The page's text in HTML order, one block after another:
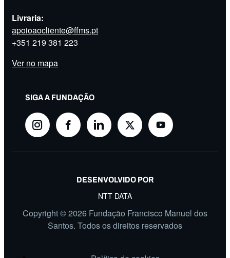
Livraria:
apoioaocliente@ffms.pt
+351 219 381 223
Ver no mapa
SIGA A FUNDAÇÃO
DESENVOLVIDO POR
NTT DATA
Copyright © 2026 Fundação Francisco Manuel dos
Santos. Todos os direitos reservados